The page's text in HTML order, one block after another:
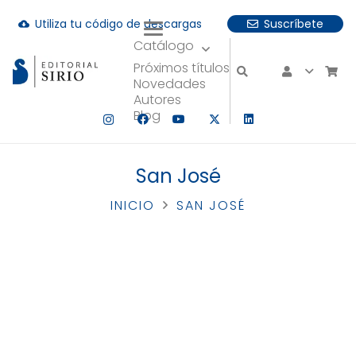
cloud_download Utiliza tu código de descargas Suscríbete
Catálogo
Próximos títulos
Novedades
Autores
Blog
hay resultados autocompletados, puedes utilizar las
San José
INICIO SAN JOSÉ